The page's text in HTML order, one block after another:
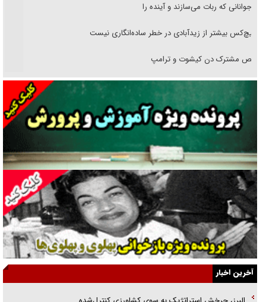
نوجوانانی که ربات می‌سازند و آینده را
هیچ‌کس بیشتر از زیدآبادی در خطر ساده‌انگاری نیست
رقص مشترک دن کیشوت و ترامپ
دنده دولت به واگذاری مسئله‌دار ایران‌خودرو/ خصوصی‌سازی یا انحصار؟
غریزه‌ی بقا و آقای باقی و رفقا
جراحی‌های زیبایی با مدرک فوق‌دیپلم! + گفت‌وگو با متهم
گفت‌وگو با همسر یکی از شهدای جنگ رمضان/ پیکر بی‌سر شهید را از
انگشت‌های پا شناسایی کردیم
نسلی که آنلاین الگو می‌گیرد
گفت‌وگو با آیت‌الله جاودان/ جفای مخالفان مکانت معنوی رهبر شهید را
ارتقا می‌داد
راننده مست به قانون می‌خندد
آخرین اخبار